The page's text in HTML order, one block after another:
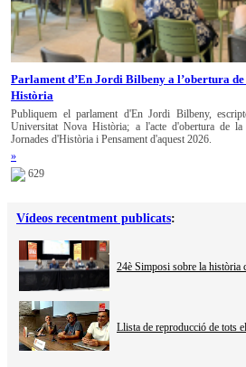
Parlament d’En Jordi Bilbeny a l’obertura
Història
Publiquem el parlament d'En Jordi Bilbeny,
Universitat Nova Història; a l'acte d'obertura de
Jornades d'Història i Pensament d'aquest 2026.
»
629
Vídeos recentment publicats:
24è Simposi sobre la història
Llista de reproducció de tots